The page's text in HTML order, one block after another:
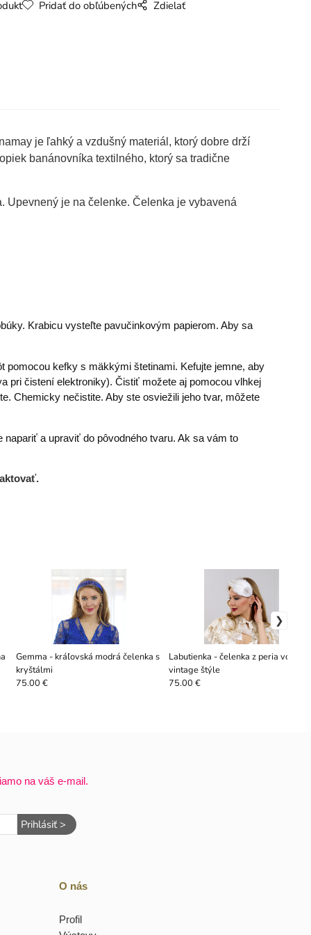
Pridať do obľúbených Zdielať
je ľahký a vzdušný materiál, ktorý dobre drží
banánovníka textilného, ktorý sa tradične
Upevnený je na čelenke. Čelenka je vybavená
Krabicu vysteľte pavučinkovým papierom. Aby sa
kefky s mäkkými štetinami. Kefujte jemne, aby
pri čistení elektroniky). Čistiť možete aj pomocou vlhkej
Chemicky nečistite. Aby ste osviežili jeho tvar, môžete
a upraviť do pôvodného tvaru. Ak sa vám to
Gemma - kráľovská modrá čelenka s
kryštálmi
75.00 €
Labutienka - čelenka z peria vo
vintage štýle
75.00 €
na váš e-mail.
Prihlásiť >
O nás
Profil